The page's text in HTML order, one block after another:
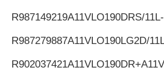
렉스로스 유압펌프
R987149219A11VLO190DRS/
R987279887A11VLO190LG2D/
R902037421